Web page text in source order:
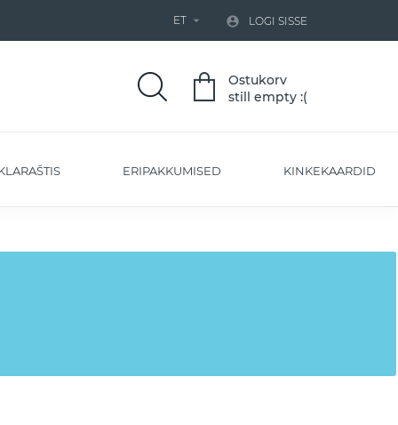
ET   LOGI SISSE
Ostukorv
still empty :(
ERIPAKKUMISED KINKEKAARDID